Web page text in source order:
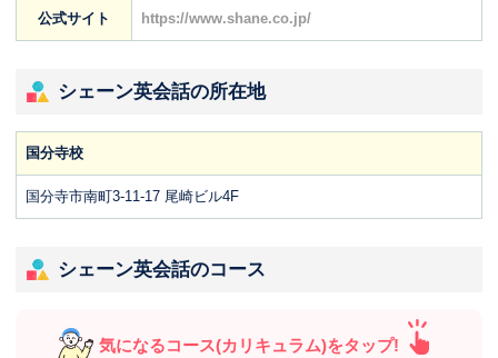
公式サイト https://www.shane.co.jp/
シェーン英会話の所在地
国分寺校
国分寺市南町3-11-17 尾崎ビル4F
シェーン英会話のコース
気になるコース(カリキュラム)をタップ!